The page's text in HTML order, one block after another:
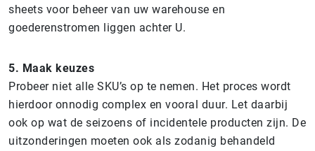
sheets voor beheer van uw warehouse en
goederenstromen liggen achter U.
5. Maak keuzes
Probeer niet alle SKU’s op te nemen. Het proces wordt
hierdoor onnodig complex en vooral duur. Let daarbij
ook op wat de seizoens of incidentele producten zijn. De
uitzonderingen moeten ook als zodanig behandeld